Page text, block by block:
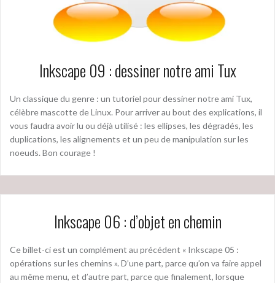
Inkscape 09 : dessiner notre ami Tux
Un classique du genre : un tutoriel pour dessiner notre ami Tux,
célèbre mascotte de Linux. Pour arriver au bout des explications, il
vous faudra avoir lu ou déjà utilisé : les ellipses, les dégradés, les
duplications, les alignements et un peu de manipulation sur les
noeuds. Bon courage !
Inkscape 06 : d’objet en chemin
Ce billet-ci est un complément au précédent « Inkscape 05 :
opérations sur les chemins ». D’une part, parce qu’on va faire appel
au même menu, et d’autre part, parce que finalement, lorsque